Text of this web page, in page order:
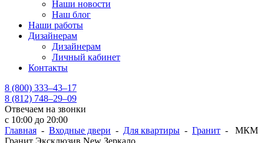
Наши новости
Наш блог
Наши работы
Дизайнерам
Дизайнерам
Личный кабинет
Контакты
8 (800) 333–43–17
8 (812) 748–29–09
Отвечаем на звонки
с 10:00 до 20:00
Главная - Входные двери - Для квартиры - Гранит - МКМ
Гранит Эксклюзив New Зеркало